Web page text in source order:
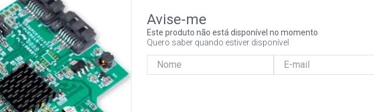
Este produto não está disponível no momento
Quero saber quando estiver disponível